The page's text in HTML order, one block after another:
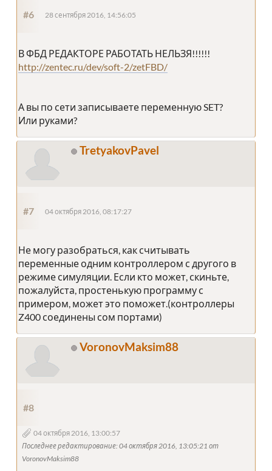
#6 28 сентября 2016, 14:56:05
В ФБД РЕДАКТОРЕ РАБОТАТЬ НЕЛЬЗЯ!!!!!!
http://zentec.ru/dev/soft-2/zetFBD/
А вы по сети записываете переменную SET?
Или руками?
TretyakovPavel
#7 04 октября 2016, 08:17:27
Не могу разобраться, как считывать
переменные одним контроллером с другого в
режиме симуляции. Если кто может, скиньте,
пожалуйста, простенькую программу с
примером, может это поможет.(контроллеры
Z400 соединены сом портами)
VoronovMaksim88
#8
04 октября 2016, 13:00:57
Последнее редактирование: 04 октября 2016, 13:05:21 от
VoronovMaksim88